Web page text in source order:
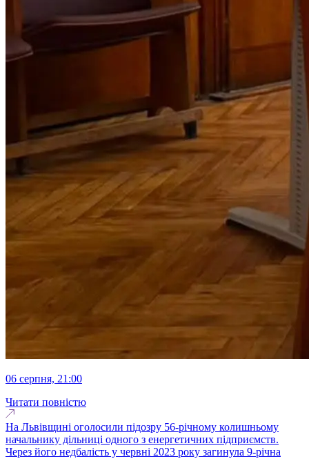
06 серпня, 21:00
Читати повністю
На Львівщині оголосили підозру 56-річному колишньому
начальнику дільниці одного з енергетичних підприємств.
Через його недбалість у червні 2023 року загинула 9-річна